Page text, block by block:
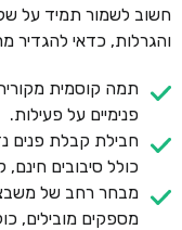
חשוב לשמור תמיד על
והגרלות, כדאי להגדיר
תמה קוסמית
פנימיים על פעילות.
חבילת קבלת פנים
כולל סיבובים
מבחר רחב של
מספקים מובילים,